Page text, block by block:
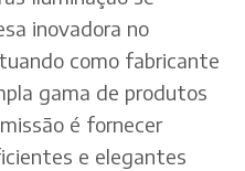
inovadora no
como fabricante
gama de produtos
é fornecer
e elegantes